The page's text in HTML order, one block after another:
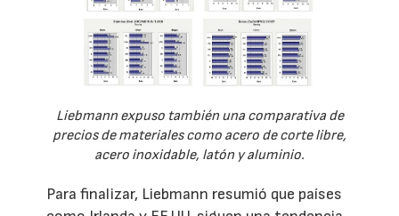
Liebmann expuso también una comparativa de
precios de materiales como acero de corte libre,
acero inoxidable, latón y aluminio.
Para finalizar, Liebmann resumió que países